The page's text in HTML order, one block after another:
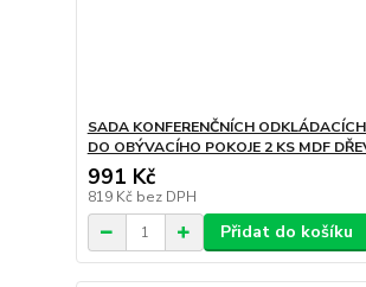
SADA KONFERENČNÍCH
DO OBÝVACÍHO POKOJE 2 KS MDF
991 Kč
819 Kč bez DPH
Přidat do košíku